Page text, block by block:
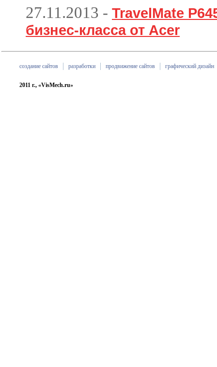
27.11.2013 - TravelMate
бизнес-класса от Acer
создание сайтов разработки продвижение сайтов графический дизайн
2011 г., «VisMech.ru»